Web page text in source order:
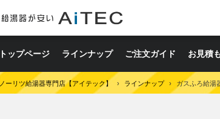
トップページ ラインナップ ご注文ガイド お見積
ノーリツ給湯器専門店【アイテック】 › ラインナップ › ガスふろ給湯